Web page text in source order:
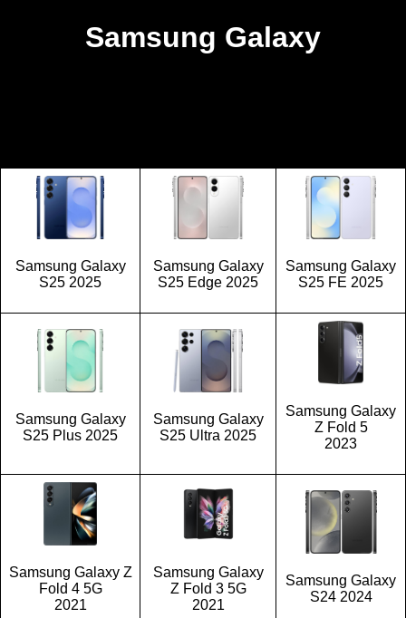
Samsung Galaxy
Samsung Galaxy
S25 2025
Samsung Galaxy
S25 Edge 2025
Samsung Galaxy
S25 FE 2025
Samsung Galaxy
S25 Plus 2025
Samsung Galaxy
S25 Ultra 2025
Samsung Galaxy
Z Fold 5
2023
Samsung Galaxy Z
Fold 4 5G
2021
Samsung Galaxy
Z Fold 3 5G
2021
Samsung Galaxy
S24 2024